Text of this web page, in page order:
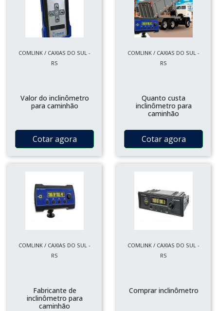
COMLINK / CAXIAS DO SUL -
RS
Valor do inclinômetro
para caminhão
Cotar agora
COMLINK / CAXIAS DO SUL -
RS
Quanto custa
inclinômetro para
caminhão
Cotar agora
COMLINK / CAXIAS DO SUL -
RS
Fabricante de
inclinômetro para
caminhão
COMLINK / CAXIAS DO SUL -
RS
Comprar inclinômetro